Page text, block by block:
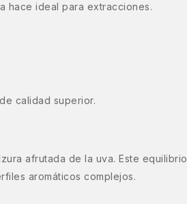
hace ideal para extracciones.
calidad superior.
afrutada de la uva. Este
aromáticos complejos.